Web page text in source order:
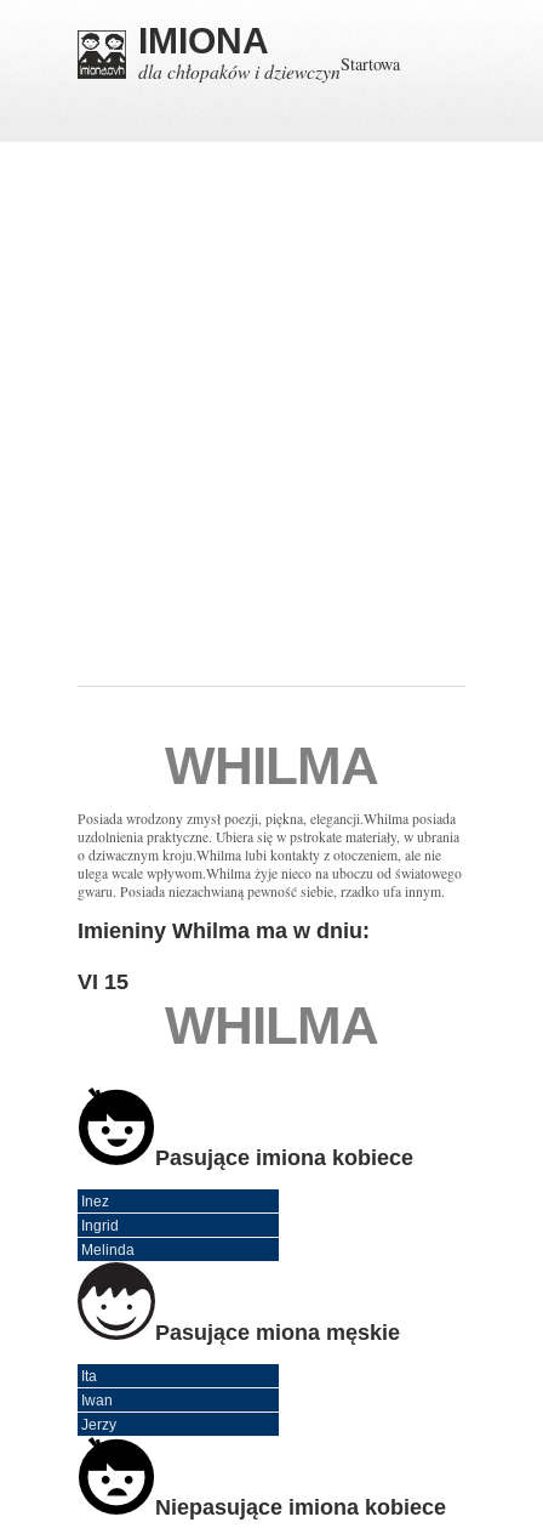
IMIONA
dla chłopaków i dziewczynStartowa
WHILMA
Posiada wrodzony zmysł poezji, piękna, elegancji.Whilma posiada
uzdolnienia praktyczne. Ubiera się w pstrokate materiały, w ubrania
o dziwacznym kroju.Whilma lubi kontakty z otoczeniem, ale nie
ulega wcale wpływom.Whilma żyje nieco na uboczu od światowego
gwaru. Posiada niezachwianą pewność siebie, rzadko ufa innym.
Imieniny Whilma ma w dniu:
VI 15
WHILMA
Pasujące imiona kobiece
Inez
Ingrid
Melinda
Pasujące miona męskie
Ita
Iwan
Jerzy
Niepasujące imiona kobiece